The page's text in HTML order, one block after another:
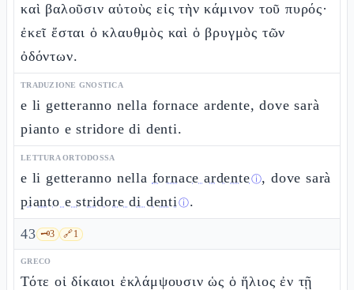
καὶ βαλοῦσιν αὐτοὺς εἰς τὴν κάμινον τοῦ πυρός·
ἐκεῖ ἔσται ὁ κλαυθμὸς καὶ ὁ βρυγμὸς τῶν
ὀδόντων.
TRADUZIONE GNOSTICA
e li getteranno nella fornace ardente, dove sarà
pianto e stridore di denti.
LETTURA ORTODOSSA
e li getteranno nella fornace ardenteⓘ, dove sarà
pianto e stridore di dentiⓘ.
43 🗝️3 🔗1
GRECO
Τότε οἱ δίκαιοι ἐκλάμψουσιν ὡς ὁ ἥλιος ἐν τῇ